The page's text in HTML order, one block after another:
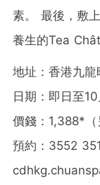
素。 最後，敷
養生的Tea
地址：香港九
日期：即日至
價錢：1,388*（
預約：3552